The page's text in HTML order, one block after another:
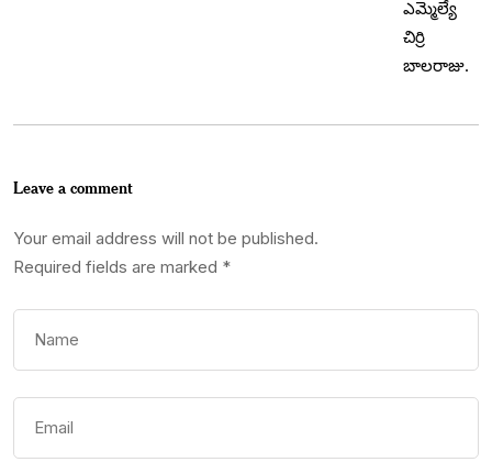
Leave a comment
Your email address will not be published.
Required fields are marked *